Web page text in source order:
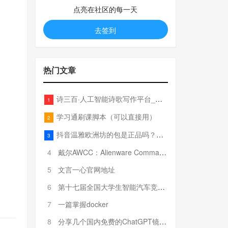
点亮在社区的每一天
去签到
热门文章
1 诗三百·人工智能诗歌写作平台_在线作诗机_藏头诗生成器_电脑对联_姓名作诗
2 学习通刷课脚本（可以直接用）
3
抖音温雅欧洲坊的包是正品吗？温雅卖的包为啥那么便宜？
4
戴尔AWCC：Alienware Command Center 故障排除方法，里面附有超全详解呦，快来快来，欢迎观看~
5
文言一心官网地址
6
第十七届全国大学生智能汽车竞赛全国总决赛参赛队伍奖项公告
7
一篇掌握docker
8
分享几个国内免费的ChatGPT镜像网址(亲测有效-4月25日更新)